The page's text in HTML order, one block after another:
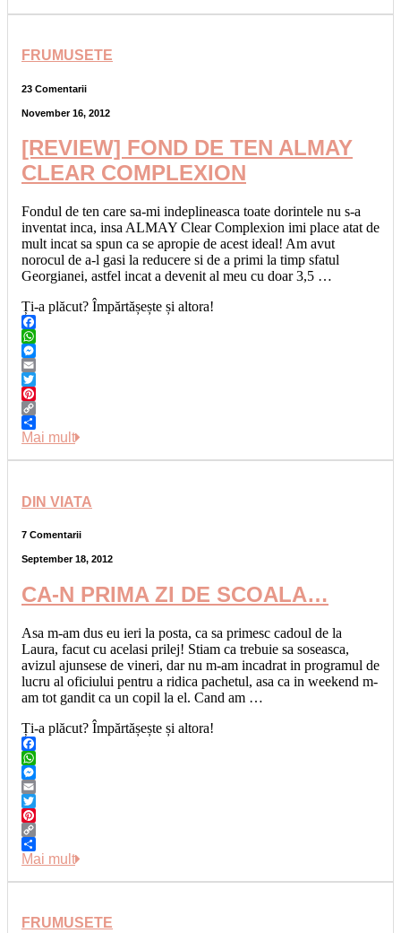
FRUMUSETE
23 Comentarii
November 16, 2012
[REVIEW] FOND DE TEN ALMAY
CLEAR COMPLEXION
Fondul de ten care sa-mi indeplineasca toate dorintele nu s-a
inventat inca, insa ALMAY Clear Complexion imi place atat de
mult incat sa spun ca se apropie de acest ideal! Am avut
norocul de a-l gasi la reducere si de a primi la timp sfatul
Georgianei, astfel incat a devenit al meu cu doar 3,5 …
Ți-a plăcut? Împărtășește și altora!
Facebook
WhatsApp
Messenger
Email
Twitter
Pinterest
Copy
Link
Share
Mai mult
DIN VIATA
7 Comentarii
September 18, 2012
CA-N PRIMA ZI DE SCOALA…
Asa m-am dus eu ieri la posta, ca sa primesc cadoul de la
Laura, facut cu acelasi prilej! Stiam ca trebuie sa soseasca,
avizul ajunsese de vineri, dar nu m-am incadrat in programul de
lucru al oficiului pentru a ridica pachetul, asa ca in weekend m-
am tot gandit ca un copil la el. Cand am …
Ți-a plăcut? Împărtășește și altora!
Facebook
WhatsApp
Messenger
Email
Twitter
Pinterest
Copy
Link
Share
Mai mult
FRUMUSETE